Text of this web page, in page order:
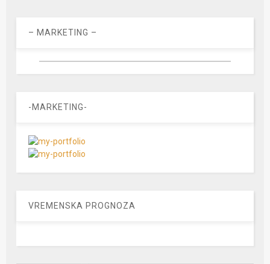
– MARKETING –
-MARKETING-
VREMENSKA PROGNOZA